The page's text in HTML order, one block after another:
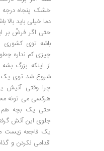
خشک پنجاه درجه
دما خیلی باید بالا
حتی اگر فرضُ بر
باشه توی کشوری
چیزی کم نداره
از اینکه بزرگ
شروع شد توی یک
چرا وقتی آتیش
هرکسی می تونه
حتی یک بچه هم
جلوی این آتش
یک فاجعه زیست
اقدامی نکردن و